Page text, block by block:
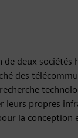
deux
des
leurs propres
la conception